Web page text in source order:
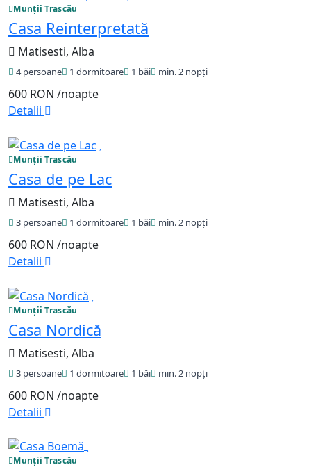
Munții Trascău
Casa Reinterpretată
Matisesti, Alba
4 persoane 1 dormitoare 1 băi min. 2 nopți
600 RON /noapte
Detalii
Munții Trascău
Casa de pe Lac
Matisesti, Alba
3 persoane 1 dormitoare 1 băi min. 2 nopți
600 RON /noapte
Detalii
Munții Trascău
Casa Nordică
Matisesti, Alba
3 persoane 1 dormitoare 1 băi min. 2 nopți
600 RON /noapte
Detalii
Munții Trascău